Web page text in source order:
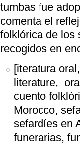
tumbas fue
comenta el
folklórica de los
recogidos en
[iteratura
literature,
cuento
Morocco,
sefardíes en
funerarias,